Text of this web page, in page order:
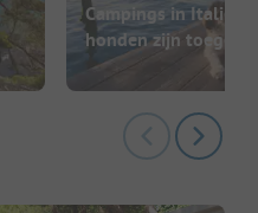
Campings in Italië
honden zijn